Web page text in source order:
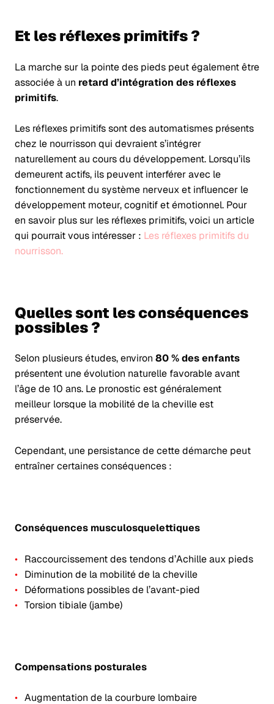
Et les réflexes primitifs ?
La marche sur la pointe des pieds peut également être
associée à un retard d’intégration des réflexes
primitifs.
Les réflexes primitifs sont des automatismes présents
chez le nourrisson qui devraient s’intégrer
naturellement au cours du développement. Lorsqu’ils
demeurent actifs, ils peuvent interférer avec le
fonctionnement du système nerveux et influencer le
développement moteur, cognitif et émotionnel. Pour
en savoir plus sur les réflexes primitifs, voici un article
qui pourrait vous intéresser : Les réflexes primitifs du
nourrisson.
Quelles sont les conséquences
possibles ?
Selon plusieurs études, environ 80 % des enfants
présentent une évolution naturelle favorable avant
l’âge de 10 ans. Le pronostic est généralement
meilleur lorsque la mobilité de la cheville est
préservée.
Cependant, une persistance de cette démarche peut
entraîner certaines conséquences :
Conséquences musculosquelettiques
Raccourcissement des tendons d’Achille aux pieds
Diminution de la mobilité de la cheville
Déformations possibles de l’avant-pied
Torsion tibiale (jambe)
Compensations posturales
Augmentation de la courbure lombaire